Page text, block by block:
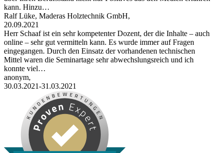
kann. Hinzu…
Ralf Lüke, Maderas Holztechnik GmbH,
20.09.2021
Herr Schaaf ist ein sehr kompetenter Dozent, der die Inhalte – auch
online – sehr gut vermitteln kann. Es wurde immer auf Fragen
eingegangen. Durch den Einsatz der vorhandenen technischen
Mittel waren die Seminartage sehr abwechslungsreich und ich
konnte viel…
anonym,
30.03.2021-31.03.2021